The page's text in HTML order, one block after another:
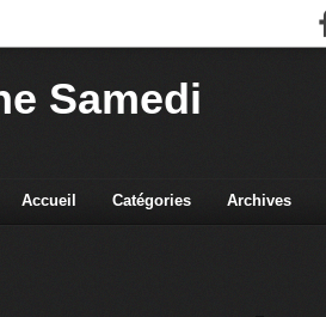
Samedi
Accueil Catégories Archives